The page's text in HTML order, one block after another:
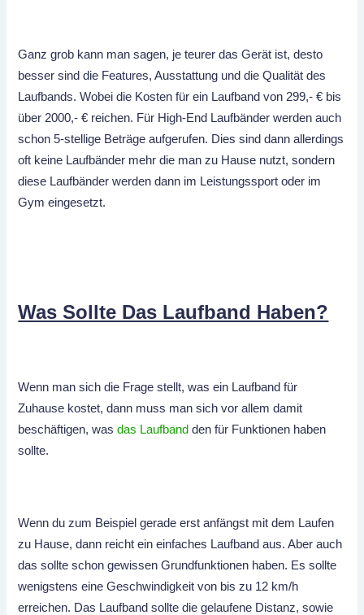
Ganz grob kann man sagen, je teurer das Gerät ist, desto
besser sind die Features, Ausstattung und die Qualität des
Laufbands. Wobei die Kosten für ein Laufband von 299,- € bis
über 2000,- € reichen. Für High-End Laufbänder werden auch
schon 5-stellige Beträge aufgerufen. Dies sind dann allerdings
oft keine Laufbänder mehr die man zu Hause nutzt, sondern
diese Laufbänder werden dann im Leistungssport oder im
Gym eingesetzt.
Was Sollte Das Laufband Haben?
Wenn man sich die Frage stellt, was ein Laufband für
Zuhause kostet, dann muss man sich vor allem damit
beschäftigen, wasdas Laufband den für Funktionen haben
sollte.
Wenn du zum Beispiel gerade erst anfängst mit dem Laufen
zu Hause, dann reicht ein einfaches Laufband aus. Aber auch
das sollte schon gewissen Grundfunktionen haben. Es sollte
wenigstens eine Geschwindigkeit von bis zu 12 km/h
erreichen. Das Laufband sollte die gelaufene Distanz, sowie